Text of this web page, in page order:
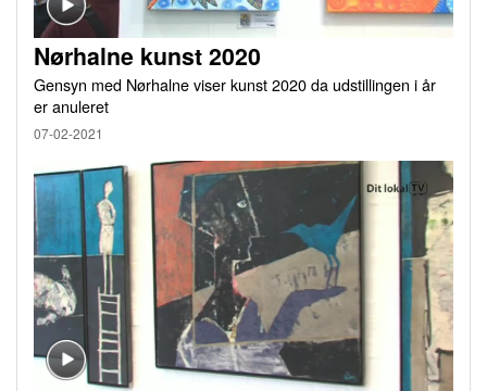
Nørhalne kunst 2020
Gensyn med Nørhalne viser kunst 2020 da udstillingen i år
er anuleret
07-02-2021